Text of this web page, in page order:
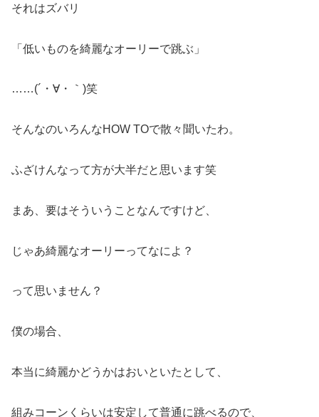
それはズバリ
「低いものを綺麗なオーリーで跳ぶ」
……(´・∀・｀)笑
そんなのいろんなHOW TOで散々聞いたわ。
ふざけんなって方が大半だと思います笑
まあ、要はそういうことなんですけど、
じゃあ綺麗なオーリーってなによ？
って思いません？
僕の場合、
本当に綺麗かどうかはおいといたとして、
組みコーンくらいは安定して普通に跳べるので、